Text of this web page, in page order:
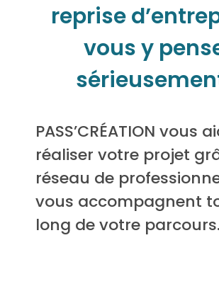
reprise
vous y
PASS’CRÉATION vous
réaliser votre projet
réseau de
vous accompagnent
long de votre parcours.